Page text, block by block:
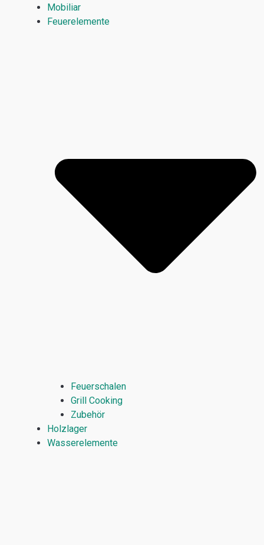
Mobiliar
Feuerelemente
Feuerschalen
Grill Cooking
Zubehör
Holzlager
Wasserelemente